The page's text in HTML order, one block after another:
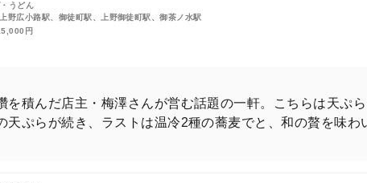
しいアップのヘアスタイルは見逃せない！ 夏のツア
うどん
野広小路駅、御徒町駅、上野御徒町駅、御茶ノ水駅
円
を積んだ店主・梅澤さんが営む話題の一軒。こちらは天ぷ
天ぷらが続き、ラストは温冷2種の蕎麦でと、和の贅を味わ